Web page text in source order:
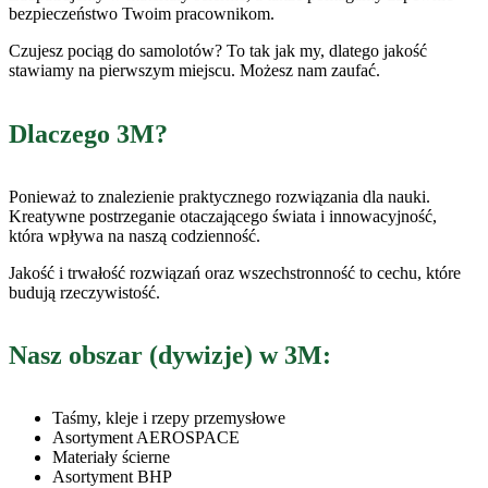
bezpieczeństwo Twoim pracownikom.
Czujesz pociąg do samolotów? To tak jak my, dlatego jakość
stawiamy na pierwszym miejscu. Możesz nam zaufać.
Dlaczego 3M?
Ponieważ to znalezienie praktycznego rozwiązania dla nauki.
Kreatywne postrzeganie otaczającego świata i innowacyjność,
która wpływa na naszą codzienność.
Jakość i trwałość rozwiązań oraz wszechstronność to cechu, które
budują rzeczywistość.
Nasz obszar (dywizje) w 3M:
Taśmy, kleje i rzepy przemysłowe
Asortyment AEROSPACE
Materiały ścierne
Asortyment BHP